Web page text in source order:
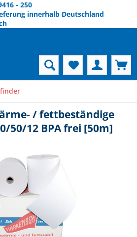
- 250
innerhalb Deutschland
/ fettbeständige
50/12 BPA frei [50m]